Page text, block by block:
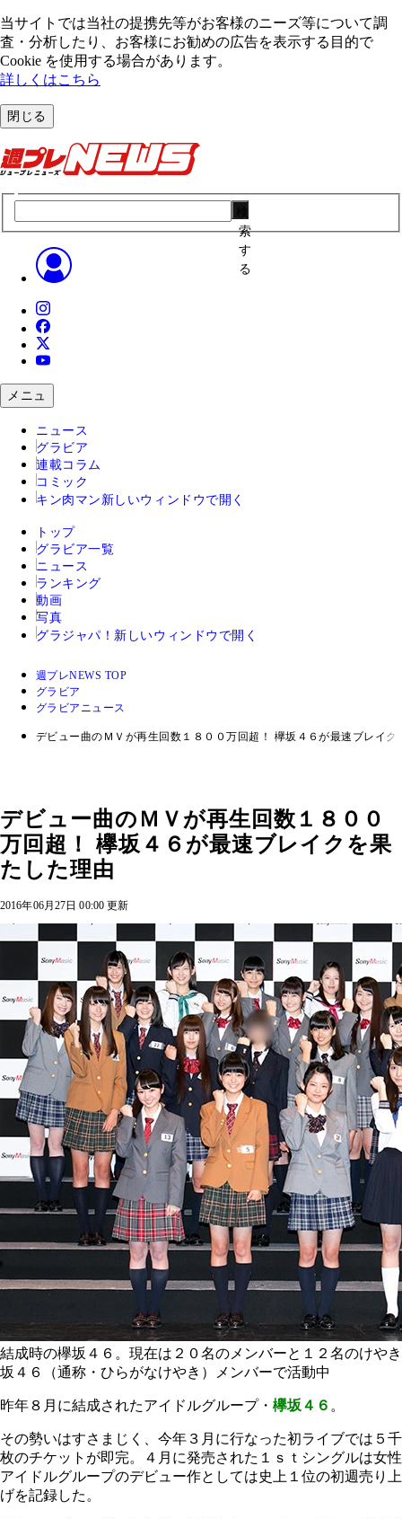
当サイトでは当社の提携先等がお客様のニーズ等について調
査・分析したり、お客様にお勧めの広告を表⽰する⽬的で
Cookie を使⽤する場合があります。
詳しくはこちら
閉じる
索
す
る
メニュ
ニュース
グラビア
連載コラム
コミック
キン肉マン 新しいウィンドウで開く
トップ
グラビア一覧
ニュース
ランキング
動画
写真
グラジャパ！ 新しいウィンドウで開く
週プレNEWS TOP
グラビア
グラビアニュース
デビュー曲のＭＶが再生回数１８００万回超！ 欅坂４６が最速ブレイク
デビュー曲のＭＶが再生回数１８００
万回超！ 欅坂４６が最速ブレイクを果
たした理由
2016年06月27日 00:00 更新
結成時の欅坂４６。現在は２０名のメンバーと１２名のけやき
坂４６（通称・ひらがなけやき）メンバーで活動中
昨年８月に結成されたアイドルグループ・ 欅坂４６ 。
その勢いはすさまじく、今年３月に行なった初ライブでは５千
枚のチケットが即完。４月に発売された１ｓｔシングルは女性
アイドルグループのデビュー作としては史上１位の初週売り上
げを記録した。